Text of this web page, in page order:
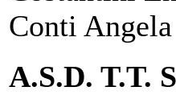
Conti
A.S.D. T.T.